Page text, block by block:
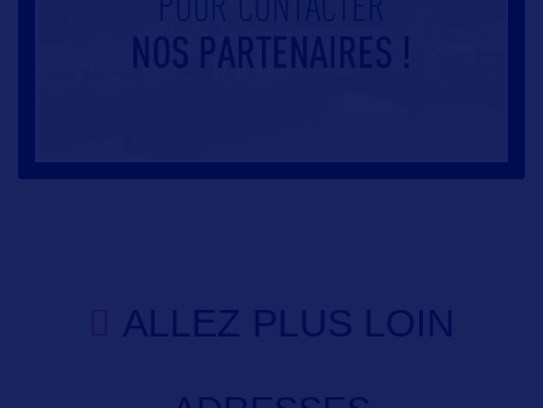
ALLEZ PLUS LOIN